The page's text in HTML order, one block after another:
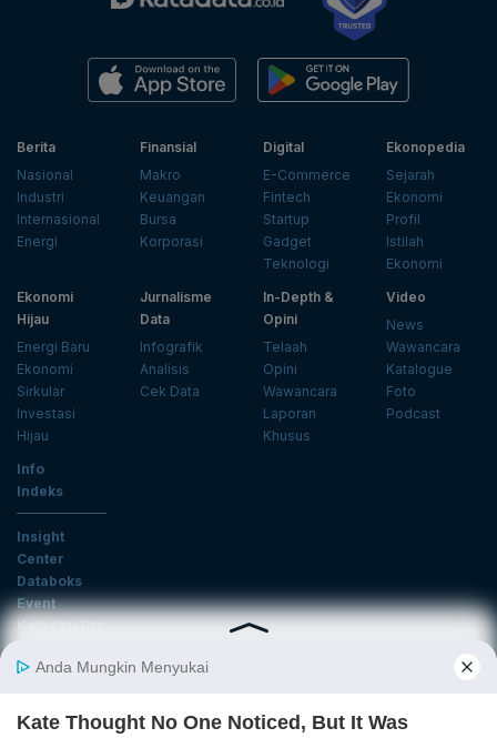
Berita
Nasional
Industri
Internasional
Energi
Finansial
Makro
Keuangan
Bursa
Korporasi
Digital
E-Commerce
Fintech
Startup
Gadget
Teknologi
Ekonopedia
Sejarah
Ekonomi
Profil
Istilah
Ekonomi
Ekonomi
Hijau
Energi Baru
Ekonomi
Sirkular
Investasi
Hijau
Jurnalisme
Data
Infografik
Analisis
Cek Data
In-Depth &
Opini
Telaah
Opini
Wawancara
Laporan
Khusus
Video
News
Wawancara
Katalogue
Foto
Podcast
Info
Indeks
Insight
Center
Databoks
Event
KatadataOto
Email